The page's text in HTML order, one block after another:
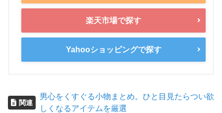
楽天市場で探す
Yahooショッピングで探す
関連
男心をくすぐる小物まとめ。ひと目見たらつい欲
しくなるアイテムを厳選